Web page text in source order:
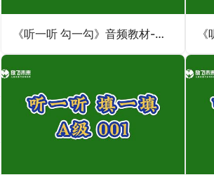
《听一听 勾一勾》音频教材-听觉专注力不集中训练注意力